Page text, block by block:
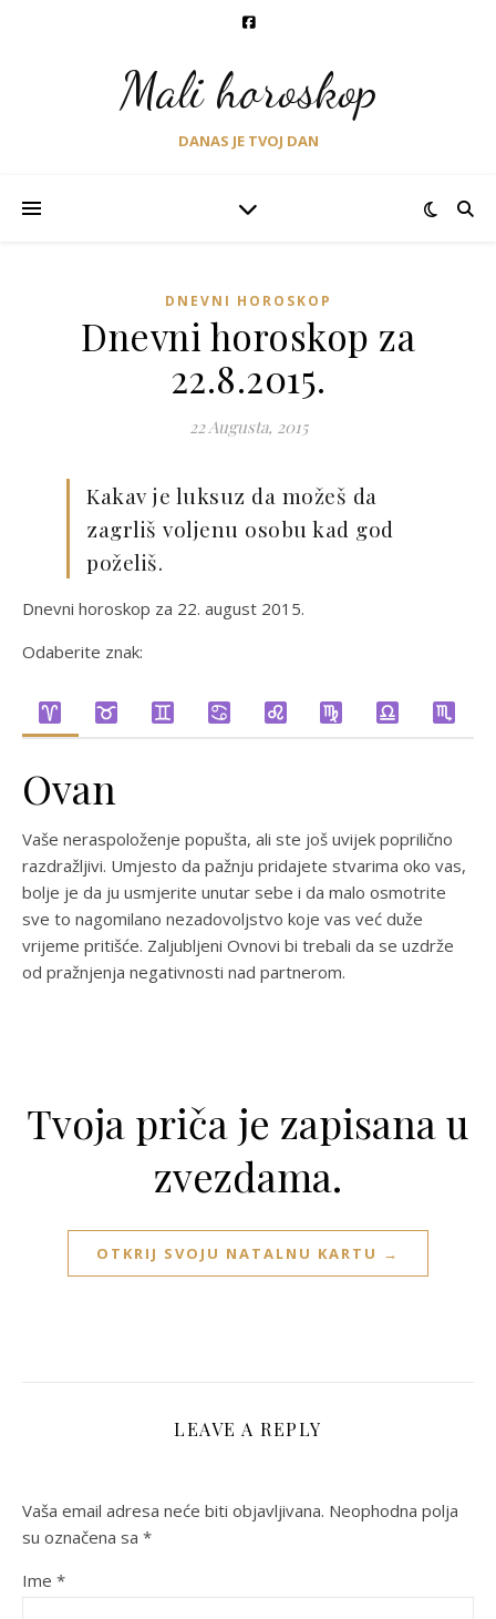
Mali horoskop
DANAS JE TVOJ DAN
DNEVNI HOROSKOP
Dnevni horoskop za
22.8.2015.
22 Augusta, 2015
Kakav je luksuz da možeš da
zagrliš voljenu osobu kad god
poželiš.
Dnevni horoskop za 22. august 2015.
Odaberite znak:
Ovan
Vaše neraspoloženje popušta, ali ste još uvijek poprilično
razdražljivi. Umjesto da pažnju pridajete stvarima oko vas,
bolje je da ju usmjerite unutar sebe i da malo osmotrite
sve to nagomilano nezadovoljstvo koje vas već duže
vrijeme pritišće. Zaljubljeni Ovnovi bi trebali da se uzdrže
od pražnjenja negativnosti nad partnerom.
Tvoja priča je zapisana u
zvezdama.
OTKRIJ SVOJU NATALNU KARTU →
LEAVE A REPLY
Vaša email adresa neće biti objavljivana. Neophodna polja
su označena sa *
Ime *